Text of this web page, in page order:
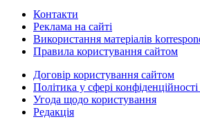
Контакти
Реклама на сайті
Використання матеріалів
Правила користування сайтом
Договір користування сайтом
Політика у сфері
Угода щодо користування
Редакція